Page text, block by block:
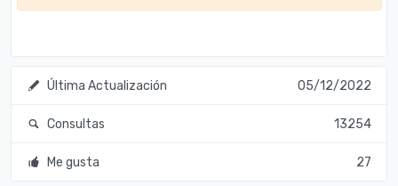
Última Actualización 05/12/2022
Consultas 13254
Me gusta 27